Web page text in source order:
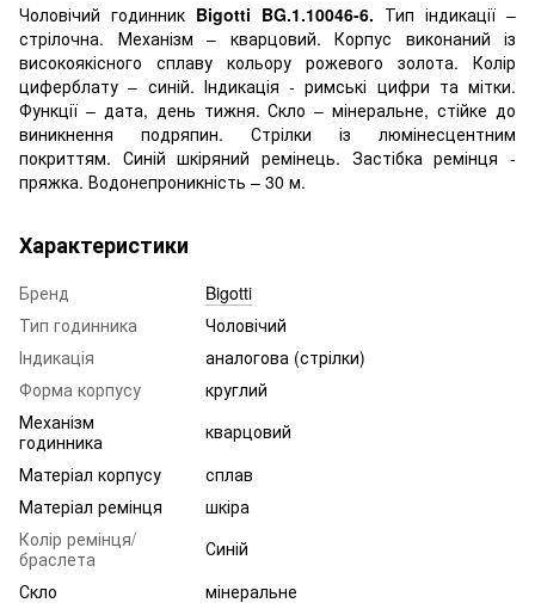
Чоловічий годинник Bigotti BG.1.10046-6. Тип індикації –
стрілочна. Механізм – кварцовий. Корпус виконаний із
високоякісного сплаву кольору рожевого золота. Колір
циферблату – синій. Індикація - римські цифри та мітки.
Функції – дата, день тижня. Скло – мінеральне, стійке до
виникнення подряпин. Стрілки із люмінесцентним
покриттям. Синій шкіряний ремінець. Застібка ремінця -
пряжка. Водонепроникність – 30 м.
Характеристики
Бренд
Bigotti
Тип годинника
Чоловічий
Індикація
аналогова (стрілки)
Форма корпусу
круглий
Механізм
годинника
кварцовий
Матеріал корпусу
сплав
Матеріал ремінця
шкіра
Колір ремінця/
браслета
Синій
Скло
мінеральне